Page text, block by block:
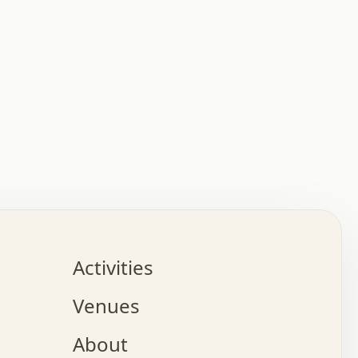
.   .   .   .   .   .   .   .   x   .   .   .   .
o   .   .   .   .   .   .   .   .   x   .   .   .
.   .   .   :   .   .   .   x   .   .   .   :   .
.   .   .   +   .   .   .   .   .   .   .   .   x
.   .   x   .   .   .   .   .   .   :   .   .   .
Activities
Venues
About